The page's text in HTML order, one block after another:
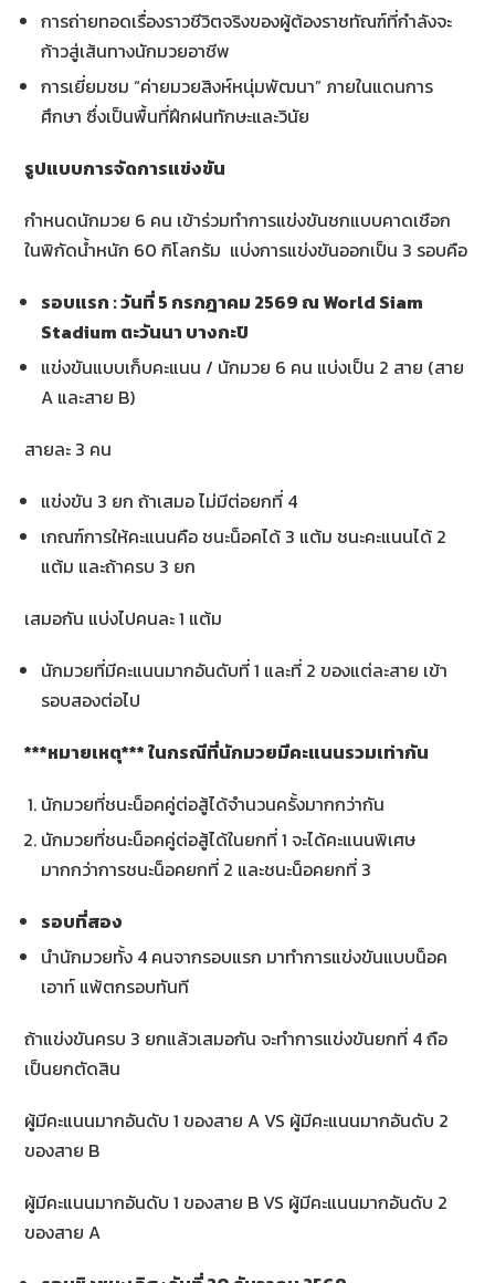
การถ่ายทอดเรื่องราวชีวิตจริงของผู้ต้องราชทัณฑ์ที่กำลังจะ
ก้าวสู่เส้นทางนักมวยอาชีพ
การเยี่ยมชม “ค่ายมวยสิงห์หนุ่มพัฒนา” ภายในแดนการ
ศึกษา ซึ่งเป็นพื้นที่ฝึกฝนทักษะและวินัย
รูปแบบการจัดการแข่งขัน
กำหนดนักมวย 6 คน เข้าร่วมทำการแข่งขันชกแบบคาดเชือก
ในพิกัดน้ำหนัก 60 กิโลกรัม แบ่งการแข่งขันออกเป็น 3 รอบคือ
รอบแรก : วันที่5 กรกฎาคม 2569 ณWorld Siam
Stadium ตะวันนา บางกะปิ
แข่งขันแบบเก็บคะแนน / นักมวย 6 คน แบ่งเป็น 2 สาย (สาย
A และสาย B)
สายละ 3 คน
แข่งขัน 3 ยก ถ้าเสมอ ไม่มีต่อยกที่ 4
เกณฑ์การให้คะแนนคือ ชนะน็อคได้ 3 แต้ม ชนะคะแนนได้ 2
แต้ม และถ้าครบ 3 ยก
เสมอกัน แบ่งไปคนละ 1 แต้ม
นักมวยที่มีคะแนนมากอันดับที่ 1 และที่ 2 ของแต่ละสาย เข้า
รอบสองต่อไป
***หมายเหตุ*** ในกรณีที่นักมวยมีคะแนนรวมเท่ากัน
นักมวยที่ชนะน็อคคู่ต่อสู้ได้จำนวนครั้งมากกว่ากัน
นักมวยที่ชนะน็อคคู่ต่อสู้ได้ในยกที่ 1 จะได้คะแนนพิเศษ
มากกว่าการชนะน็อคยกที่ 2 และชนะน็อคยกที่ 3
รอบที่สอง
นำนักมวยทั้ง 4 คนจากรอบแรก มาทำการแข่งขันแบบน็อค
เอาท์ แพ้ตกรอบทันที
ถ้าแข่งขันครบ 3 ยกแล้วเสมอกัน จะทำการแข่งขันยกที่ 4 ถือ
เป็นยกตัดสิน
ผู้มีคะแนนมากอันดับ 1 ของสาย A VS ผู้มีคะแนนมากอันดับ 2
ของสาย B
ผู้มีคะแนนมากอันดับ 1 ของสาย B VS ผู้มีคะแนนมากอันดับ 2
ของสาย A